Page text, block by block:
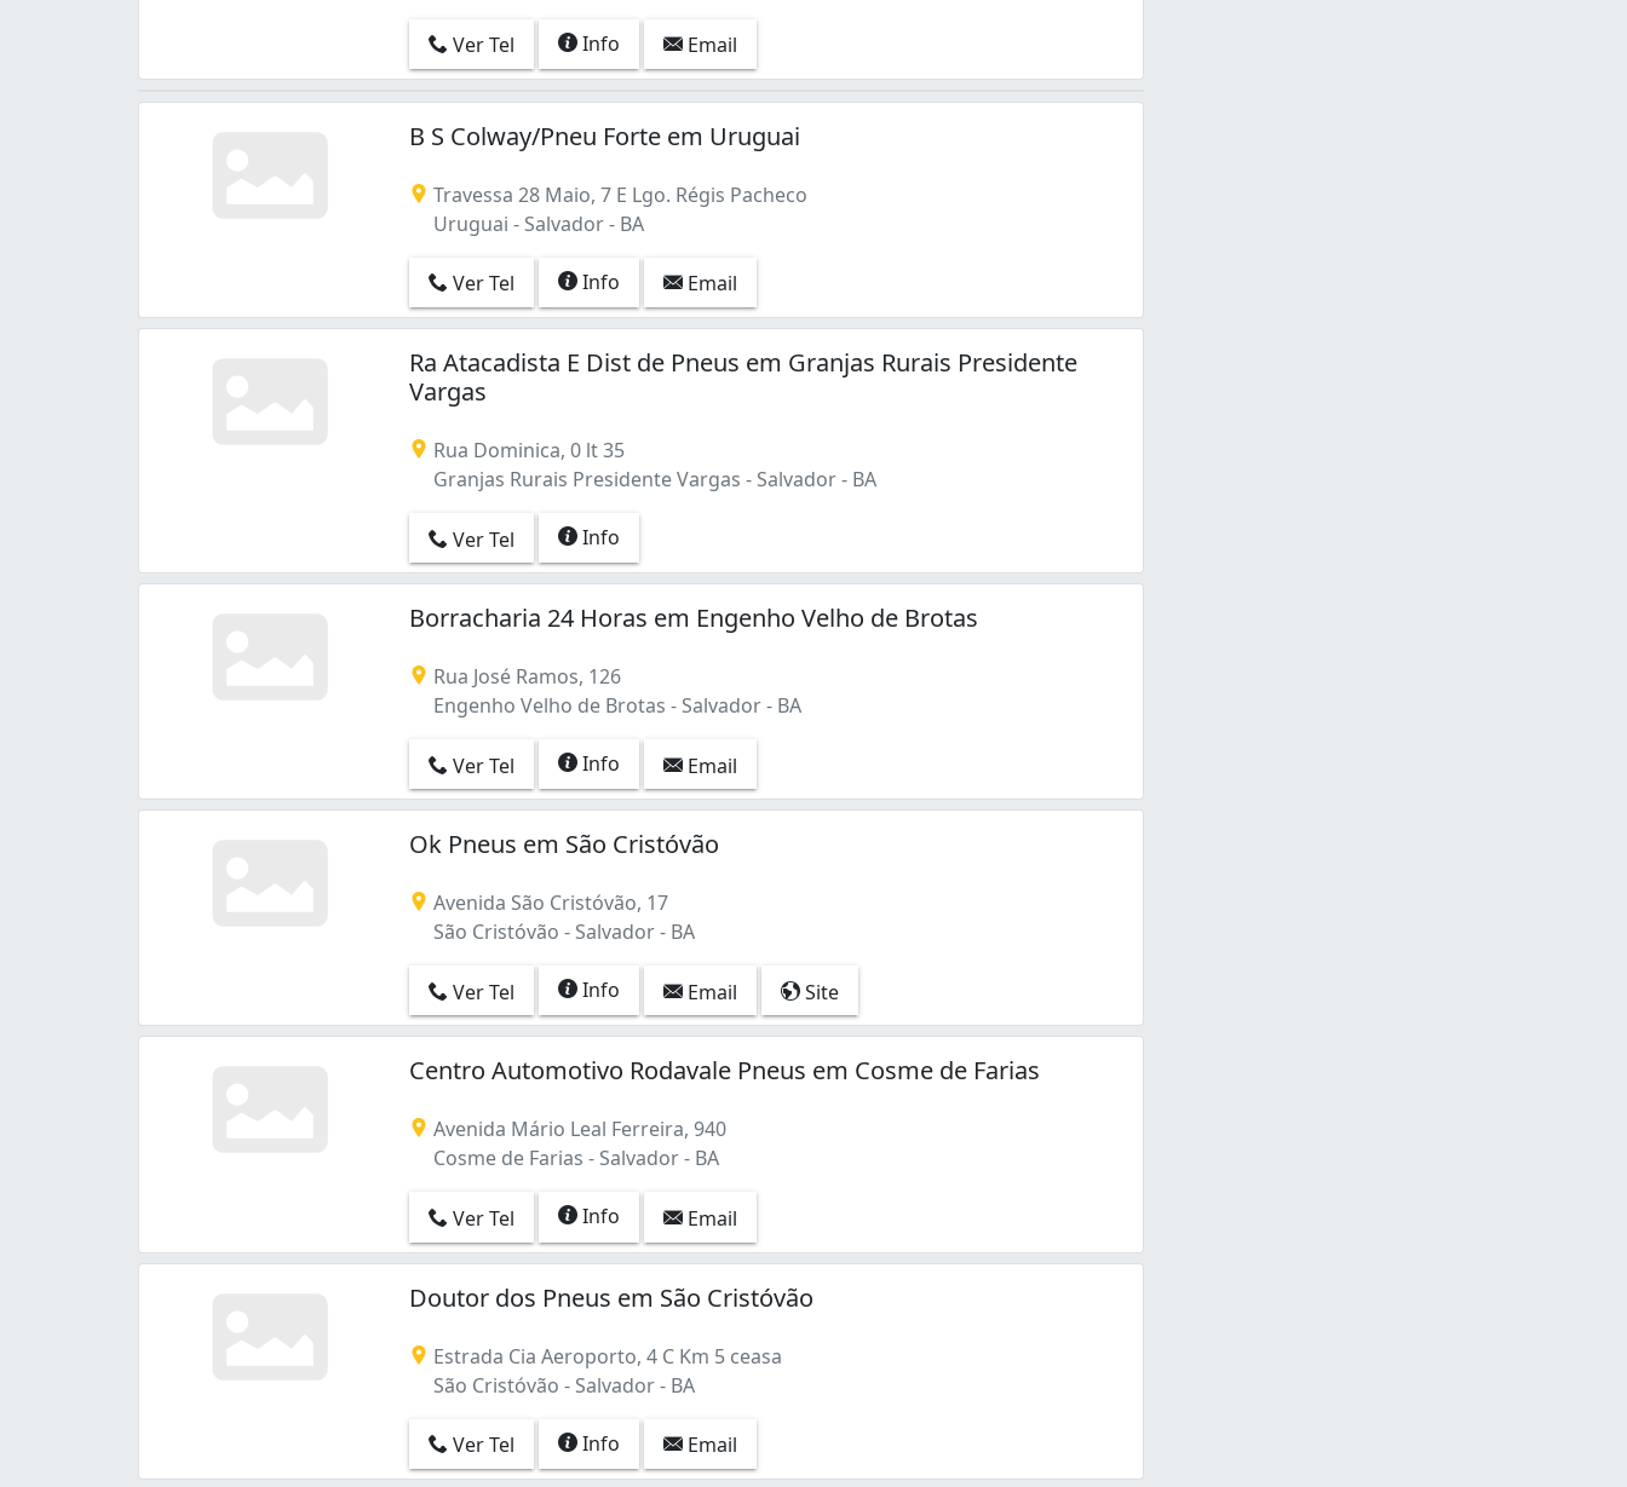
Ver Tel Info Email
B S Colway/Pneu Forte em Uruguai
Travessa 28 Maio, 7 E Lgo. Régis Pacheco
Uruguai - Salvador - BA
Ver Tel Info Email
Ra Atacadista E Dist de Pneus em Granjas Rurais Presidente
Vargas
Rua Dominica, 0 lt 35
Granjas Rurais Presidente Vargas - Salvador - BA
Ver Tel Info
Borracharia 24 Horas em Engenho Velho de Brotas
Rua José Ramos, 126
Engenho Velho de Brotas - Salvador - BA
Ver Tel Info Email
Ok Pneus em São Cristóvão
Avenida São Cristóvão, 17
São Cristóvão - Salvador - BA
Ver Tel Info Email Site
Centro Automotivo Rodavale Pneus em Cosme de Farias
Avenida Mário Leal Ferreira, 940
Cosme de Farias - Salvador - BA
Ver Tel Info Email
Doutor dos Pneus em São Cristóvão
Estrada Cia Aeroporto, 4 C Km 5 ceasa
São Cristóvão - Salvador - BA
Ver Tel Info Email